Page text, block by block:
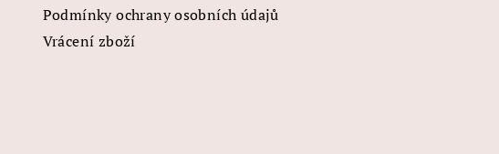
Podmínky ochrany osobních údajů
Vrácení zboží